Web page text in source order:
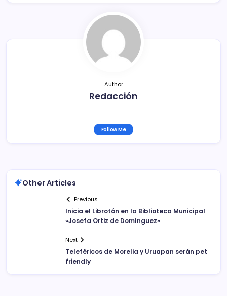
ar
tir
Author
Redacción
Follow Me
Other Articles
Previous
Inicia el Librotón en la Biblioteca Municipal
«Josefa Ortiz de Domínguez»
Next
Teleféricos de Morelia y Uruapan serán pet
friendly